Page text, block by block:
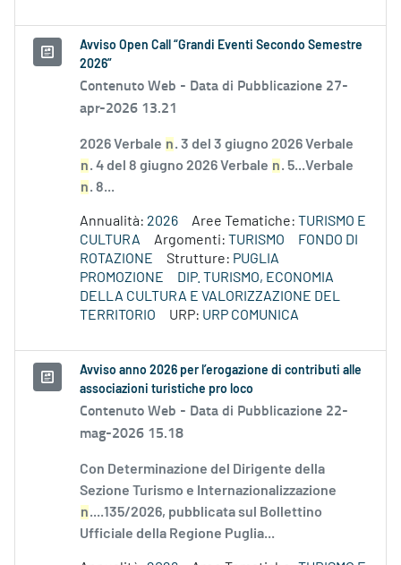
Avviso Open Call “Grandi Eventi Secondo Semestre
2026”
Contenuto Web - Data di Pubblicazione 27-
apr-2026 13.21
2026 Verbale n. 3 del 3 giugno 2026 Verbale
n. 4 del 8 giugno 2026 Verbale n. 5...Verbale
n. 8...
Annualità: 2026 Aree Tematiche: TURISMO E
CULTURA
Argomenti: TURISMO
FONDO DI
ROTAZIONE
Strutture: PUGLIA
PROMOZIONE
DIP. TURISMO, ECONOMIA
DELLA CULTURA E VALORIZZAZIONE DEL
TERRITORIO
URP: URP COMUNICA
Avviso anno 2026 per l’erogazione di contributi alle
associazioni turistiche pro loco
Contenuto Web - Data di Pubblicazione 22-
mag-2026 15.18
Con Determinazione del Dirigente della
Sezione Turismo e Internazionalizzazione
n....135/2026, pubblicata sul Bollettino
Ufficiale della Regione Puglia...